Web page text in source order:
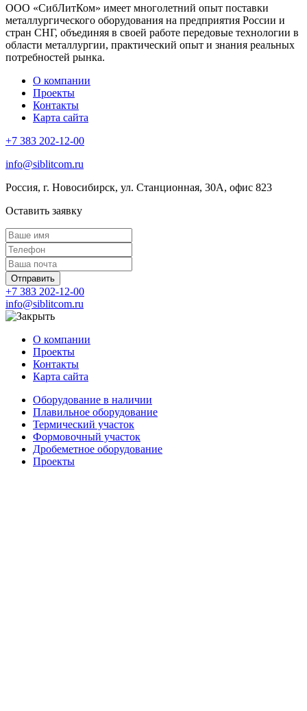
ООО «СибЛитКом» имеет многолетний опыт поставки
металлургического оборудования на предприятия России и
стран СНГ, объединяя в своей работе передовые технологии в
области металлургии, практический опыт и знания реальных
потребностей рынка.
О компании
Проекты
Контакты
Карта сайта
+7 383 202-12-00
info@siblitcom.ru
Россия, г. Новосибирск, ул. Станционная, 30А, офис 823
Оставить заявку
Отправить
+7 383 202-12-00
info@siblitcom.ru
О компании
Проекты
Контакты
Карта сайта
Оборудование в наличии
Плавильное оборудование
Термический участок
Формовочный участок
Дробеметное оборудование
Проекты